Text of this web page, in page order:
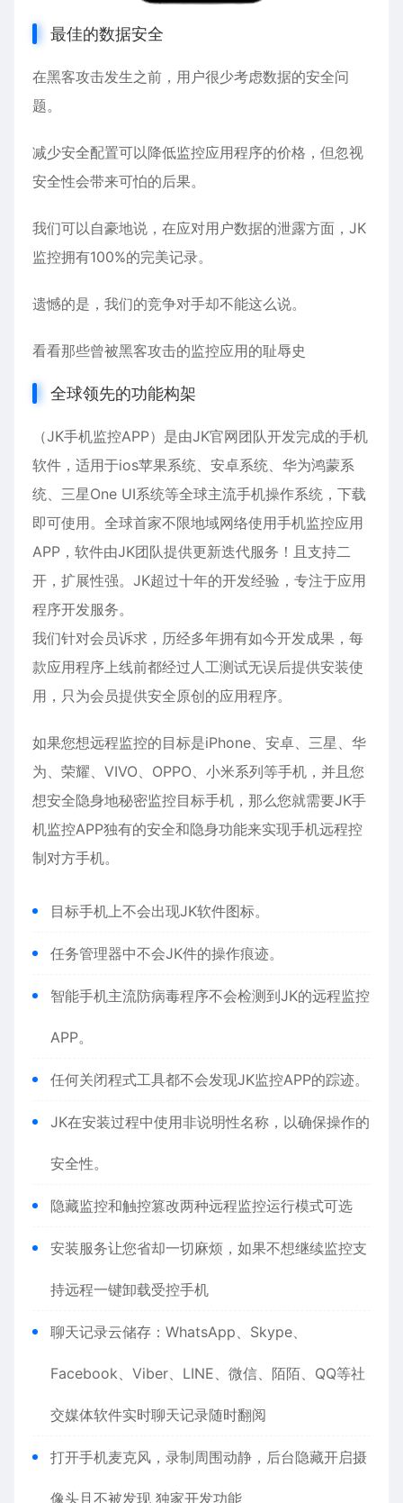
最佳的数据安全
在黑客攻击发生之前，用户很少考虑数据的安全问
题。
减少安全配置可以降低监控应用程序的价格，但忽视
安全性会带来可怕的后果。
我们可以自豪地说，在应对用户数据的泄露方面，JK
监控拥有100%的完美记录。
遗憾的是，我们的竞争对手却不能这么说。
看看那些曾被黑客攻击的监控应用的耻辱史
全球领先的功能构架
（JK手机监控APP）是由JK官网团队开发完成的手机
软件，适用于ios苹果系统、 安卓系统、华为鸿蒙系
统、三星One UI系统等全球主流手机操作系统，下载
即可使用。全球首家不限地域网络使用手机监控应用
APP，软件由JK团队提供更新迭代服务！且支持二
开，扩展性强。JK超过十年的开发经验，专注于应用
程序开发服务。
我们针对会员诉求，历经多年拥有如今开发成果，每
款应用程序上线前都经过人工测试无误后提供安装使
用，只为会员提供安全原创的应用程序。
如果您想远程监控的目标是iPhone、 安卓、三星、华
为、荣耀、VIVO、OPPO、小米系列等手机，并且您
想安全隐身地秘密监控目标手机，那么您就需要JK手
机监控APP独有的安全和隐身功能来实现手机远程控
制对方手机。
目标手机上不会出现JK软件图标。
任务管理器中不会JK件的操作痕迹。
智能手机主流防病毒程序不会检测到JK的远程监控
APP。
任何关闭程式工具都不会发现JK监控APP的踪迹。
JK在安装过程中使用非说明性名称，以确保操作的
安全性。
隐藏监控和触控篡改两种远程监控运行模式可选
安装服务让您省却一切麻烦，如果不想继续监控支
持远程一键卸载受控手机
聊天记录云储存：WhatsApp、Skype、
Facebook、Viber、LINE、微信、陌陌、QQ等社
交媒体软件实时聊天记录随时翻阅
打开手机麦克风，录制周围动静，后台隐藏开启摄
像头且不被发现 独家开发功能